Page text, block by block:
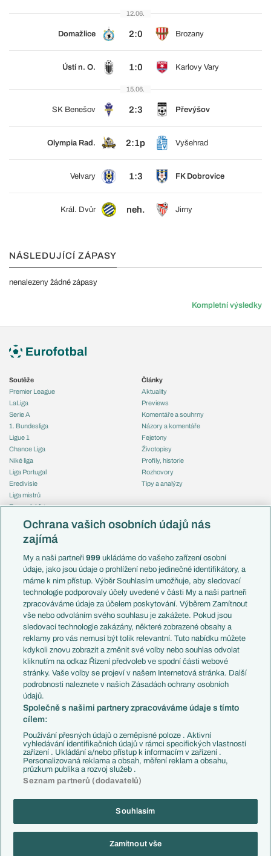
12.06.
Domažlice 2:0 Brozany
Ústí n. O. 1:0 Karlovy Vary
15.06.
SK Benešov 2:3 Převýšov
Olympia Rad. 2:1p Vyšehrad
Velvary 1:3 FK Dobrovice
Král. Dvůr neh. Jirny
NÁSLEDUJÍCÍ ZÁPASY
nenalezeny žádné zápasy
Kompletní výsledky
Soutěže
Premier League
LaLiga
Serie A
1. Bundesliga
Ligue 1
Chance Liga
Niké liga
Liga Portugal
Eredivisie
Liga mistrů
Evropská liga
Mistrovství světa
Liga národů
Témata
Představení týmů MS
EuroSkauting
PL v kostce
Evropské koeficienty
Přestupy
Přestupové spekulace
Zranění
Kluby
Arsenal FC
Chelsea FC
Manchester United
AC Milán
Juventus FC
Bayern Mnichov
FC Barcelona
Real Madrid
Články
Aktuality
Previews
Komentáře a souhrny
Názory a komentáře
Fejetony
Životopisy
Profily, historie
Rozhovory
Tipy a analýzy
Česko
Francie
Itálie
Německo
Španělsko
Argentina
Brazílie
Přestupy
Zápasy
Livescore
Tipovací soutěž
Copyright © 2001-2026 EuroFotbal.cz. Využíváme zpravodajství ČTK.
Informace o zpracování osobních údajů
Ochrana vašich osobních údajů nás
zajímá
My a naši partneři999 ukládáme do vašeho zařízení osobní
údaje, jako jsou údaje o prohlížení nebo jedinečné identifikátory, a
máme k nim přístup. Výběr Souhlasím umožňuje, aby sledovací
technologie podporovaly účely uvedené v části My a naši partneři
zpracováváme údaje za účelem poskytování. Výběrem Zamítnout
vše nebo odvoláním svého souhlasu je zakážete. Pokud jsou
sledovací technologie zakázány, některé zobrazené obsahy a
reklamy pro vás nemusí být tolik relevantní. Tuto nabídku můžete
kdykoli znovu zobrazit a změnit své volby nebo souhlas odvolat
kliknutím na odkaz Řízení předvoleb ve spodní části webové
stránky. Vaše volby se projeví v našem Internetová stránka. Další
podrobnosti naleznete v našich Zásadách ochrany osobních
údajů.
Společně s našimi partnery zpracováváme údaje s tímto
cílem:
Používání přesných údajů o zeměpisné poloze . Aktivní
vyhledávání identifikačních údajů v rámci specifických vlastností
zařízení . Ukládání a/nebo přístup k informacím v zařízení .
Personalizovaná reklama a obsah, měření reklam a obsahu,
průzkum publika a rozvoj služeb .
Seznam partnerů (dodavatelů)
Souhlasím
Zamítnout vše